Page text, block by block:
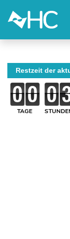
Restzeit der
TAGE